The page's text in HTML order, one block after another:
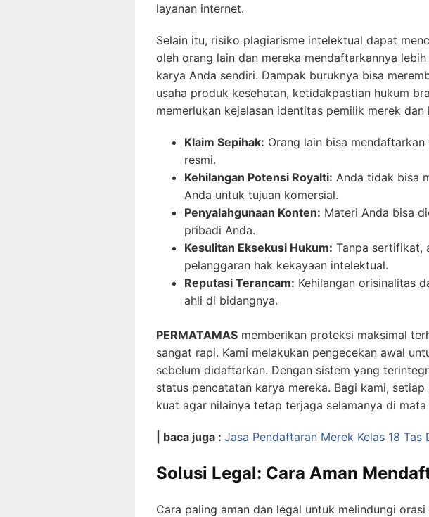
layanan internet.
Selain itu, risiko plagiarisme intelektual dapat
oleh orang lain dan mereka mendaftarkannya
karya Anda sendiri. Dampak buruknya bisa
usaha produk kesehatan, ketidakpastian hukum
memerlukan kejelasan identitas pemilik merek dan
Klaim Sepihak: Orang lain bisa
resmi.
Kehilangan Potensi Royalti: Anda tidak bisa
Anda untuk tujuan komersial.
Penyalahgunaan Konten: Materi Anda bisa
pribadi Anda.
Kesulitan Eksekusi Hukum: Tanpa sertifikat,
pelanggaran hak kekayaan intelektual.
Reputasi Terancam: Kehilangan orisinalitas
ahli di bidangnya.
PERMATAMAS memberikan proteksi maksimal
sangat rapi. Kami melakukan pengecekan awal
sebelum didaftarkan. Dengan sistem yang
status pencatatan karya mereka. Bagi kami,
kuat agar nilainya tetap terjaga selamanya di
| baca juga : Jasa Pendaftaran Merek Kelas 18
Solusi Legal: Cara Aman
Cara paling aman dan legal untuk melindungi